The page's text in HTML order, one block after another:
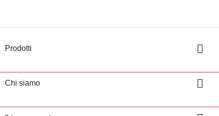
Prodotti 
Chi siamo 